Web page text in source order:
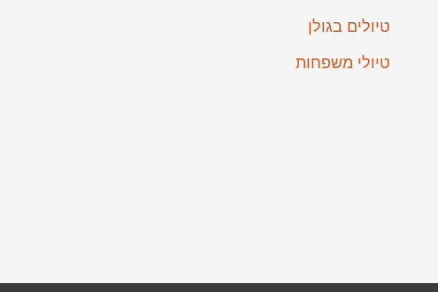
טיולים בגולן
טיולי משפחות